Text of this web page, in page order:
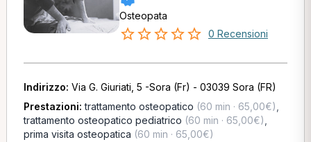
Osteopata
0 Recensioni
Indirizzo: Via G. Giuriati, 5 -Sora (Fr) - 03039 Sora (FR)
Prestazioni:trattamento osteopatico (60 min · 65,00€)
trattamento osteopatico pediatrico (60 min · 65,00€)
prima visita osteopatica (60 min · 65,00€)